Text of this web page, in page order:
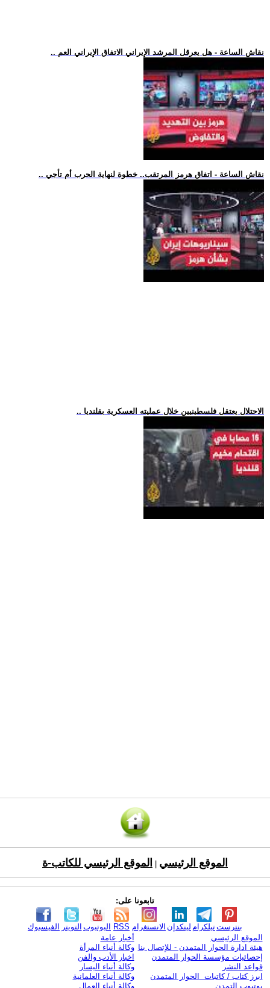
.. نقاش الساعة - هل يعرقل المرشد الإيراني الاتفاق الإيراني العم
.. نقاش الساعة - اتفاق هرمز المرتقب.. خطوة لنهاية الحرب أم تأجي
.. الاحتلال يعتقل فلسطينيين خلال عمليته العسكرية بقلنديا
الموقع الرئيسي الموقع الرئيسي للكاتب-ة
تابعونا على:
الفيسبوك التويتر اليوتيوب RSS الانستغرام لينكدإن تيلكرامبنترست
الموقع الرئيسي
هيئة ادارة الحوار المتمدن - للإتصال بنا
إحصائيات مؤسسة الحوار المتمدن
قواعد النشر
ابرز كتاب / كاتبات الحوار المتمدن
يوتيوب التمدن
أخبار عامة
وكالة أنباء المرأة
اخبار الأدب والفن
وكالة أنباء اليسار
وكالة أنباء العلمانية
وكالة أنباء العمال